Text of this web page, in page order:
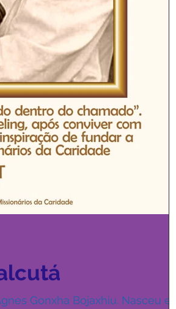
Interno Igreja Eventos
Gonxha Bojaxhiu. Nasceu em